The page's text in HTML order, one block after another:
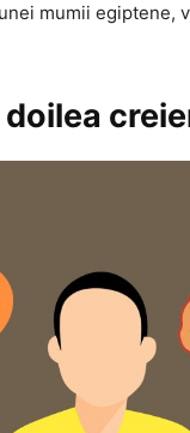
mumii egiptene,
doilea